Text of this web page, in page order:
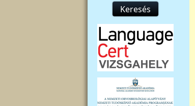
Keresés